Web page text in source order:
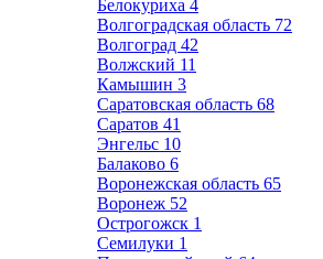
Белокуриха 4
Волгоградская область 72
Волгоград 42
Волжский 11
Камышин 3
Саратовская область 68
Саратов 41
Энгельс 10
Балаково 6
Воронежская область 65
Воронеж 52
Острогожск 1
Семилуки 1